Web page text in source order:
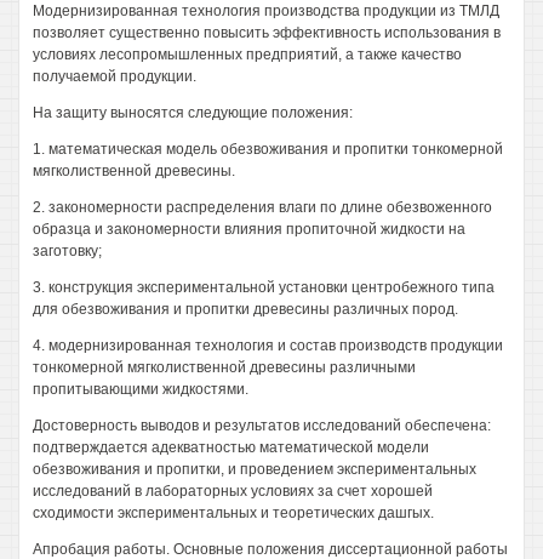
Модернизированная технология производства продукции из ТМЛД
позволяет существенно повысить эффективность использования в
условиях лесопромышленных предприятий, а также качество
получаемой продукции.
На защиту выносятся следующие положения:
1. математическая модель обезвоживания и пропитки тонкомерной
мягколиственной древесины.
2. закономерности распределения влаги по длине обезвоженного
образца и закономерности влияния пропиточной жидкости на
заготовку;
3. конструкция экспериментальной установки центробежного типа
для обезвоживания и пропитки древесины различных пород.
4. модернизированная технология и состав производств продукции
тонкомерной мягколиственной древесины различными
пропитывающими жидкостями.
Достоверность выводов и результатов исследований обеспечена:
подтверждается адекватностью математической модели
обезвоживания и пропитки, и проведением экспериментальных
исследований в лабораторных условиях за счет хорошей
сходимости экспериментальных и теоретических дашгых.
Апробация работы. Основные положения диссертационной работы